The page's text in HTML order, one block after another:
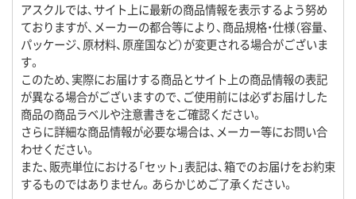
アスクルでは、サイト上に最新の商品情報を表示するよう努め
ておりますが、メーカーの都合等により、商品規格・仕様（容量、
パッケージ、原材料、原産国など）が変更される場合がございま
す。
このため、実際にお届けする商品とサイト上の商品情報の表記
が異なる場合がございますので、ご使用前には必ずお届けした
商品の商品ラベルや注意書きをご確認ください。
さらに詳細な商品情報が必要な場合は、メーカー等にお問い合
わせください。
また、販売単位における「セット」表記は、箱でのお届けをお約束
するものではありません。あらかじめご了承ください。